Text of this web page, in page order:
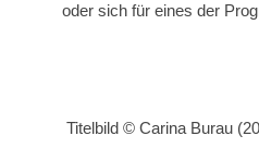
oder sich für eines der
Titelbild © Carina Burau